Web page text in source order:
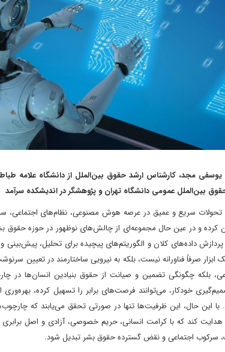
یوسفی مجد، کارشناس ارشد حقوق بین‌الملل از دانشگاه علامه
بین‌الملل عمومی دانشگاه تهران و پژوهشگر در اندیشکده سرآمد
تحولات سریع و عمیق در عرصه هوش مصنوعی، نظام‌های اجتماعی،
کرده و در عین حال مجموعه‌ای از چالش‌های نوظهور در حوزه حقوق
پردازش داده‌های کلان و الگوریتم‌های پیچیده برای تحلیل، پیش‌بینی
صرفاً فناورانه نیست، بلکه به نیرویی ساختارمند در تعیین
بلکه چگونگی تضمین و صیانت از حقوق بنیادین انسان‌ها در
خودکار، می‌توانند فرصت‌های برابر را تسهیل کرده، بهره‌وری
با این حال، این ظرفیت‌ها تنها در صورتی تحقق می‌یابند که
هدایت کند که با کرامت انسانی، حریم خصوصی، آزادی و اصل
سرکوب اجتماعی و نقض گسترده حقوق بشر تبدیل شود.